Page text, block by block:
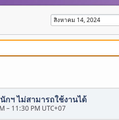
กฯ ไม่สามารถใช้งานได้
– 11:30 PM UTC+07